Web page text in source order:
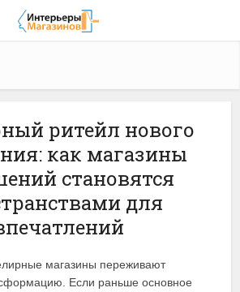
ритейл нового
как магазины
становятся
для
магазины переживают
Если раньше основное